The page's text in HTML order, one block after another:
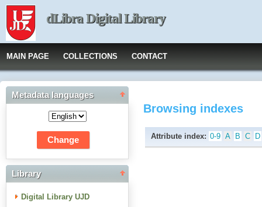
dLibra Digital Library
MAIN PAGE COLLECTIONS CONTACT
Metadata languages
Library
Digital Library UJD
Browsing indexes
Attribute index: 0-9 A B C D